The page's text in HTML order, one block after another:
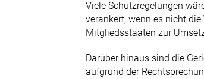
Viele Schutzregelungen
verankert, wenn es nicht
Mitgliedsstaaten zur
Darüber hinaus sind die
aufgrund der